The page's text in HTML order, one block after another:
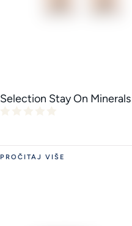
Selection Stay On Minerals
PROČITAJ VIŠE